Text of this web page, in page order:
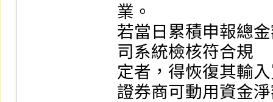
業。
若當日累積申報總
司系統檢核符合規
定者，得恢復其輸
證券商可動用資金